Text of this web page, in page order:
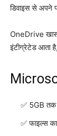
डिवाइस से अपने
OneDrive
इंटीग्रेटेड आता
5GB तक
फाइल्स